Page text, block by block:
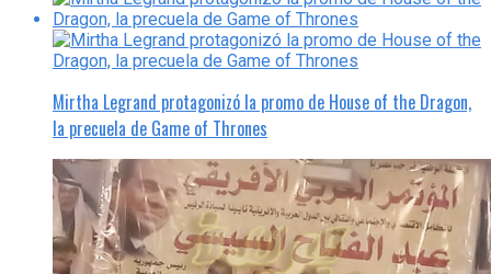
Mirtha Legrand protagonizó la promo de House of the Dragon,
la precuela de Game of Thrones